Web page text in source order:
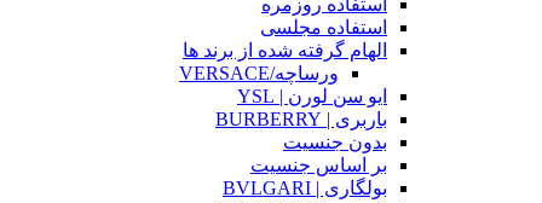
استفاده روزمره
استفاده مجلسی
الهام گرفته شده از برند ها
ورساچه/VERSACE
ایو سن لورن | YSL
باربری | BURBERRY
بدون جنسیت
بر اساس جنسیت
بولگاری | BVLGARI